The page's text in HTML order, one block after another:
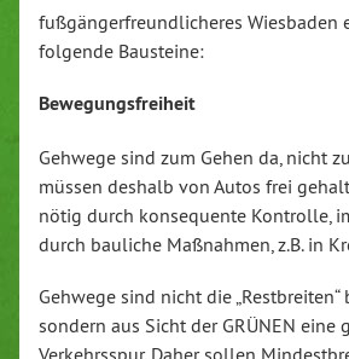
fußgängerfreundlicheres Wiesbaden
folgende Bausteine:
Bewegungsfreiheit
Gehwege sind zum Gehen da, nicht
müssen deshalb von Autos frei
nötig durch konsequente Kontrolle,
durch bauliche Maßnahmen, z.B. in
Gehwege sind nicht die „Restbreiten“
sondern aus Sicht der GRÜNEN eine
Verkehrsspur. Daher sollen